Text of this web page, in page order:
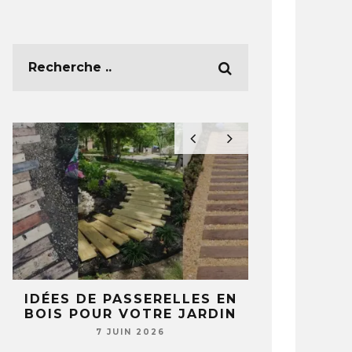
IDÉES DE PASSERELLES EN
BOIS POUR VOTRE JARDIN
7 JUIN 2026